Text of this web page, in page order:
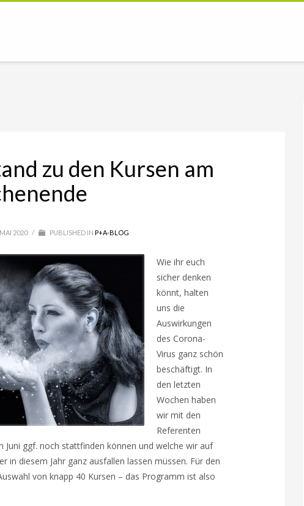
zu den Kursen am
2020 / PUBLISHED IN P+A-BLOG
Wie ihr euch
sicher denken
könnt, halten
uns die
Auswirkungen
des Corona-
Virus ganz schön
beschäftigt. In
den letzten
Wochen haben
wir mit den
Referenten
Juni ggf. noch stattfinden können und welche wir auf
in diesem Jahr ganz ausfallen lassen müssen. Für den
von knapp 40 Kursen – das Programm ist also